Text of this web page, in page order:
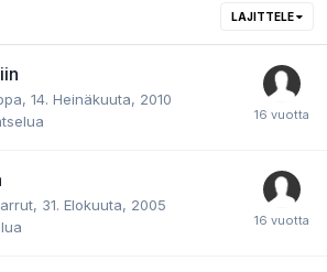
LAJITTELE
14. Heinäkuuta, 2010
31. Elokuuta, 2005